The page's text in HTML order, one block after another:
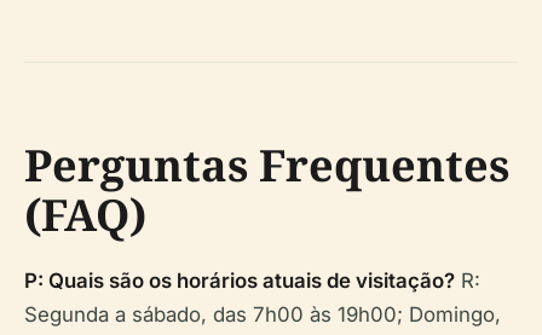
Perguntas Frequentes
(FAQ)
P: Quais são os horários atuais de visitação? R:
Segunda a sábado, das 7h00 às 19h00; Domingo,